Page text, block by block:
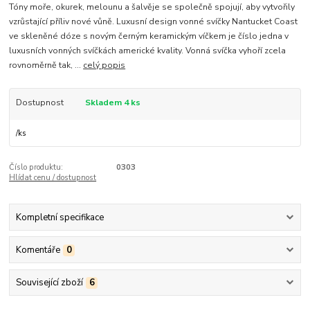
Tóny moře, okurek, melounu a šalvěje se společně spojují, aby vytvořily
vzrůstající příliv nové vůně. Luxusní design vonné svíčky Nantucket Coast
ve skleněné dóze s novým černým keramickým víčkem je číslo jedna v
luxusních vonných svíčkách americké kvality. Vonná svíčka vyhoří zcela
rovnoměrně tak, ... celý popis
Dostupnost Skladem 4 ks
/ks
Číslo produktu:
0303
Hlídat cenu / dostupnost
Kompletní specifikace
Komentáře 0
Související zboží 6